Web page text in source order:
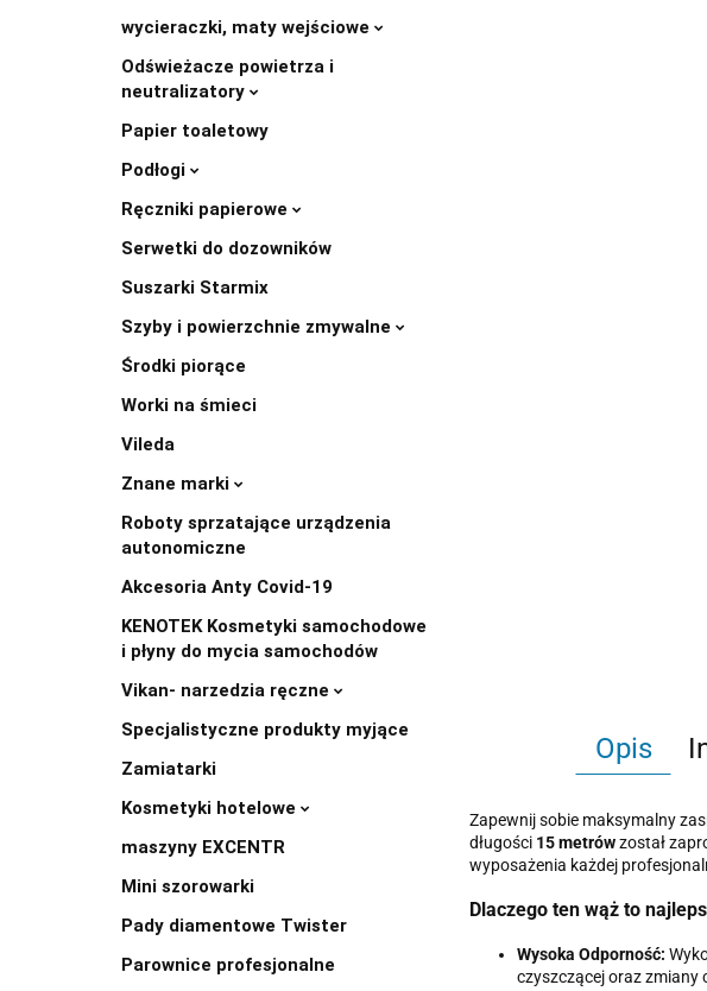
wycieraczki, maty wejściowe
Odświeżacze powietrza i
neutralizatory
Papier toaletowy
Podłogi
Ręczniki papierowe
Serwetki do dozowników
Suszarki Starmix
Szyby i powierzchnie zmywalne
Środki piorące
Worki na śmieci
Vileda
Znane marki
Roboty sprzatające urządzenia
autonomiczne
Akcesoria Anty Covid-19
KENOTEK Kosmetyki samochodowe
i płyny do mycia samochodów
Vikan- narzedzia ręczne
Specjalistyczne produkty myjące
Zamiatarki
Kosmetyki hotelowe
maszyny EXCENTR
Mini szorowarki
Pady diamentowe Twister
Parownice profesjonalne
Opis
Zapewnij sobie maksymalny
długości 15 metrówzostał
wyposażenia każdej
Dlaczego ten wąż to
Wysoka Odporność:
czyszczącej oraz zmiany